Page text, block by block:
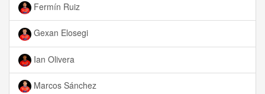
Fermín Ruiz
Gexan Elosegi
Ian Olivera
Marcos Sánchez